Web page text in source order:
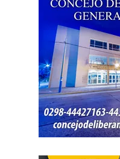
El STJ descartó que la
intromisión en el
Explicó que la
«en forma diligente,
régimen de
auditoría interna, sino
diligencia
procedimiento
representa una
judiciales.